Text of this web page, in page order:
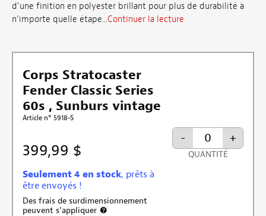
d’une finition en polyester brillant pour plus de durabilité à
n’importe quelle étape...Continuer la lecture
Corps Stratocaster
Fender Classic Series
60s , Sunburs vintage
Article n° 5918-S
399,99 $
Seulement 4 en stock, prêts à
être envoyés !
Des frais de surdimensionnement
peuvent s’appliquer
- +
QUANTITÉ